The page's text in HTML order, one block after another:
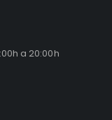
a 20:00h